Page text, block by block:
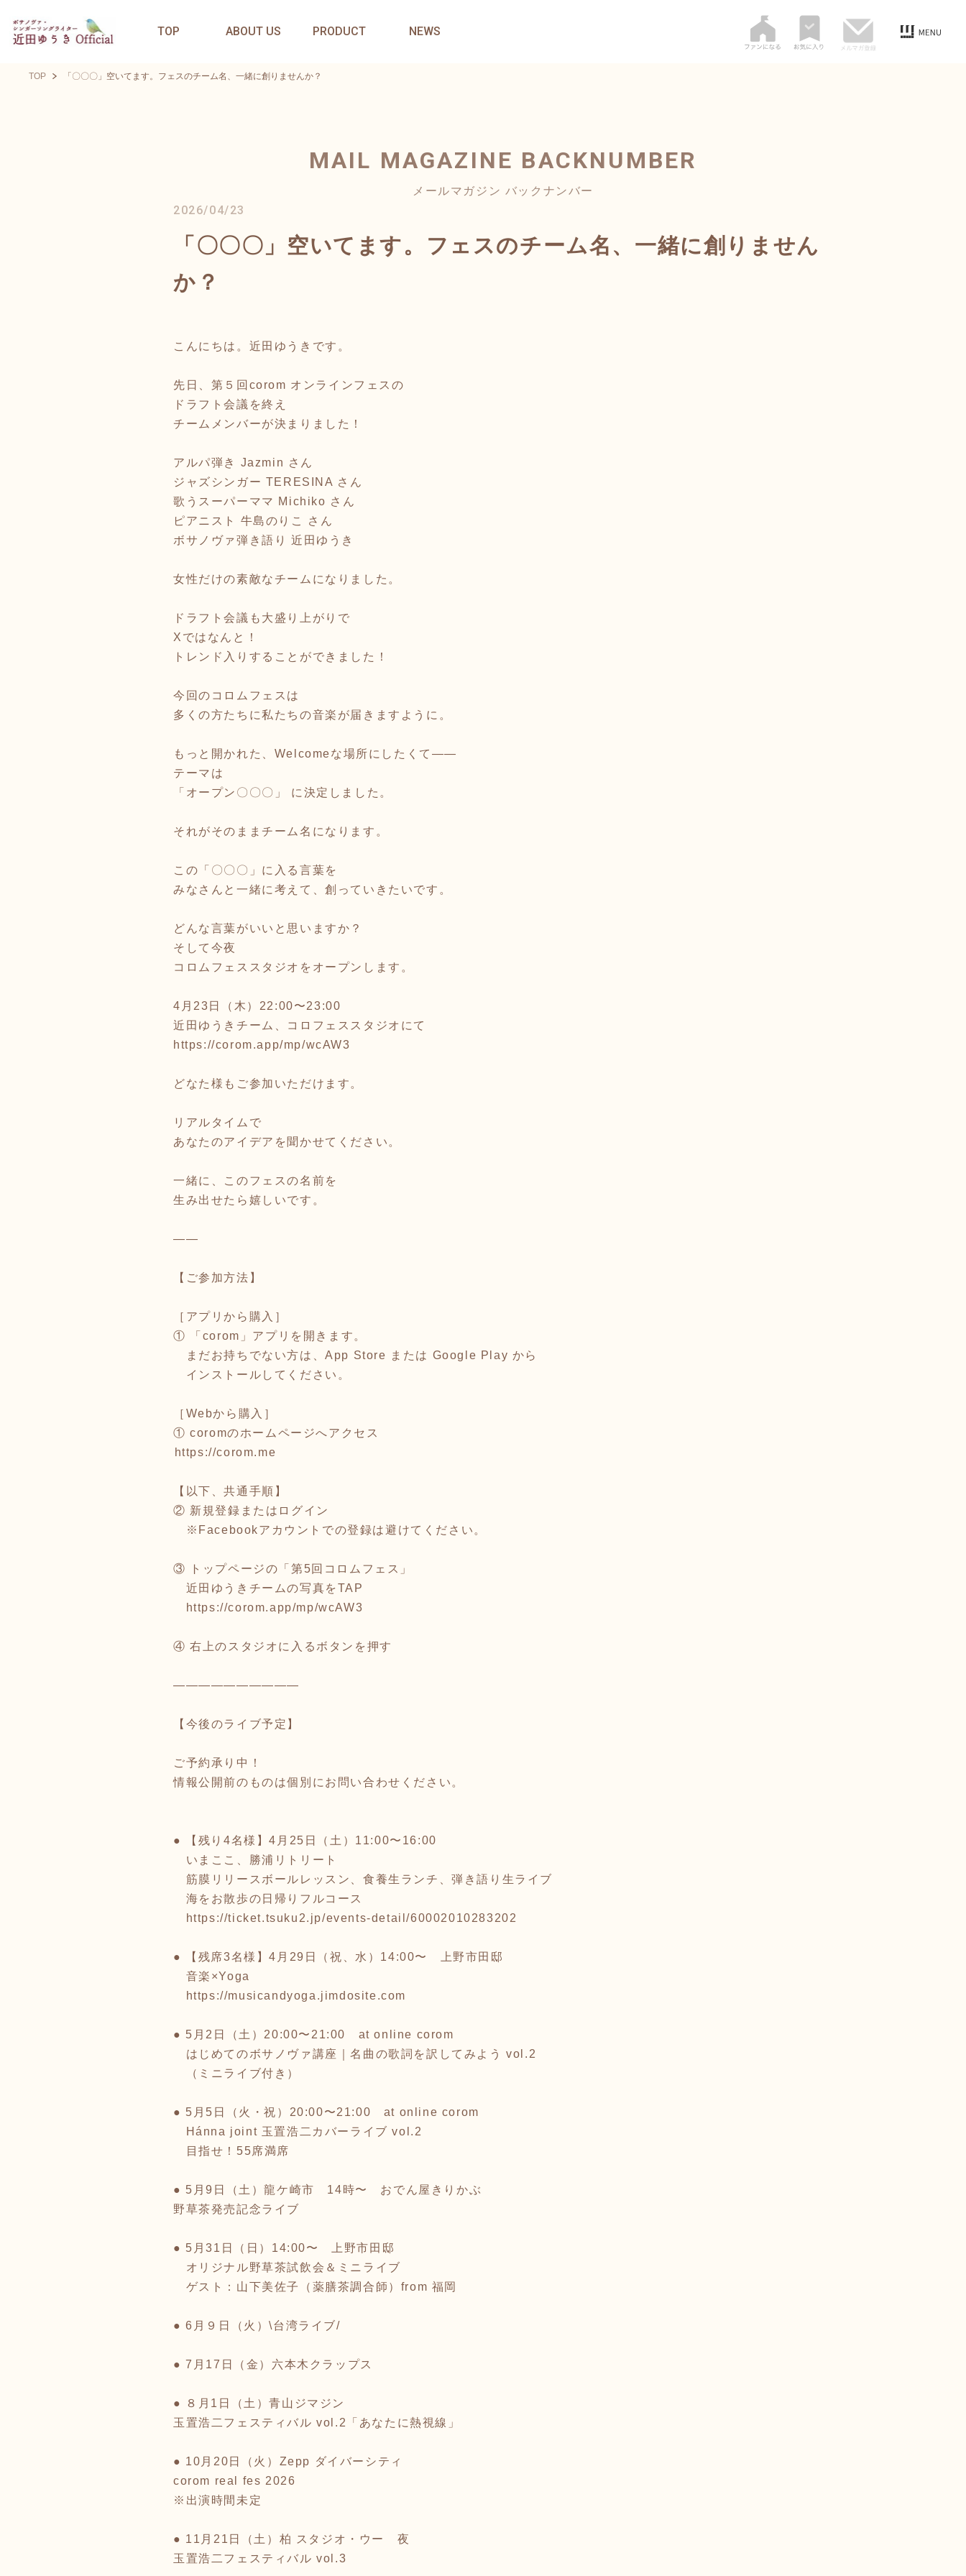
TOP ABOUT US PRODUCT NEWS
TOP 「〇〇〇」空いてます。フェスのチーム名、一緒に創りませんか？
MAIL MAGAZINE BACKNUMBER
メールマガジン バックナンバー
2026/04/23
「〇〇〇」空いてます。フェスのチーム名、一緒に創りません
か？
こんにちは。近田ゆうきです。
先日、第５回corom オンラインフェスの
ドラフト会議を終え
チームメンバーが決まりました！
アルパ弾き Jazmin さん
ジャズシンガー TERESINA さん
歌うスーパーママ Michiko さん
ピアニスト 牛島のりこ さん
ボサノヴァ弾き語り 近田ゆうき
女性だけの素敵なチームになりました。
ドラフト会議も大盛り上がりで
Xではなんと！
トレンド入りすることができました！
今回のコロムフェスは
多くの方たちに私たちの音楽が届きますように。
もっと開かれた、Welcomeな場所にしたくて——
テーマは
「オープン〇〇〇」 に決定しました。
それがそのままチーム名になります。
この「〇〇〇」に入る言葉を
みなさんと一緒に考えて、創っていきたいです。
どんな言葉がいいと思いますか？
そして今夜
コロムフェススタジオをオープンします。
4月23日（木）22:00〜23:00
近田ゆうきチーム、コロフェススタジオにて
https://corom.app/mp/wcAW3
どなた様もご参加いただけます。
リアルタイムで
あなたのアイデアを聞かせてください。
一緒に、このフェスの名前を
生み出せたら嬉しいです。
——
【ご参加方法】
［アプリから購入］
① 「corom」アプリを開きます。
まだお持ちでない方は、App Store または Google Play から
インストールしてください。
［Webから購入］
① coromのホームページへアクセス
https://corom.me
【以下、共通手順】
② 新規登録またはログイン
※Facebookアカウントでの登録は避けてください。
③ トップページの「第5回コロムフェス」
近田ゆうきチームの写真をTAP
https://corom.app/mp/wcAW3
④ 右上のスタジオに入るボタンを押す
――――――――――
【今後のライブ予定】
ご予約承り中！
情報公開前のものは個別にお問い合わせください。
● 【残り4名様】4月25日（土）11:00〜16:00
いまここ、勝浦リトリート
筋膜リリースボールレッスン、食養生ランチ、弾き語り生ライブ
海をお散歩の日帰りフルコース
https://ticket.tsuku2.jp/events-detail/60002010283202
● 【残席3名様】4月29日（祝、水）14:00〜 上野市田邸
音楽×Yoga
https://musicandyoga.jimdosite.com
● 5月2日（土）20:00〜21:00 at online corom
はじめてのボサノヴァ講座｜名曲の歌詞を訳してみよう vol.2
（ミニライブ付き）
● 5月5日（火・祝）20:00〜21:00 at online corom
Hánna joint 玉置浩二カバーライブ vol.2
目指せ！55席満席
● 5月9日（土）龍ケ崎市 14時〜 おでん屋きりかぶ
野草茶発売記念ライブ
● 5月31日（日）14:00〜 上野市田邸
オリジナル野草茶試飲会＆ミニライブ
ゲスト：山下美佐子（薬膳茶調合師）from 福岡
● 6月９日（火）\台湾ライブ/
● 7月17日（金）六本木クラップス
● ８月1日（土）青山ジマジン
玉置浩二フェスティバル vol.2「あなたに熱視線」
● 10月20日（火）Zepp ダイバーシティ
corom real fes 2026
※出演時間未定
● 11月21日（土）柏 スタジオ・ウー 夜
玉置浩二フェスティバル vol.3